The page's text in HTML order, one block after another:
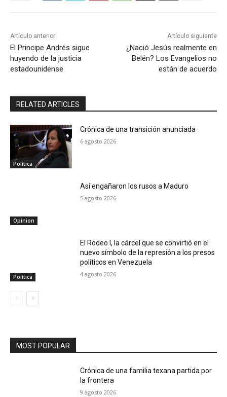
Artículo anterior
El Principe Andrés sigue
huyendo de la justicia
estadounidense
Artículo siguiente
¿Nació Jesús realmente en
Belén? Los Evangelios no
están de acuerdo
RELATED ARTICLES
Política
Crónica de una transición anunciada
6 agosto 2026
Opinion
Así engañaron los rusos a Maduro
5 agosto 2026
Política
El Rodeo I, la cárcel que se convirtió en el
nuevo símbolo de la represión a los presos
políticos en Venezuela
4 agosto 2026
MOST POPULAR
Crónica de una familia texana partida por
la frontera
9 agosto 2026